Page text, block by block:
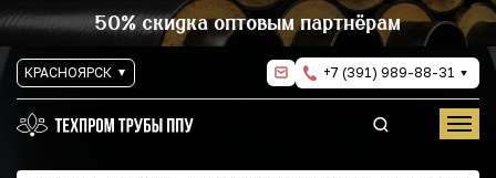
50% скидка оптовым партнёрам
КРАСНОЯРСК +7 (391) 989-88-31